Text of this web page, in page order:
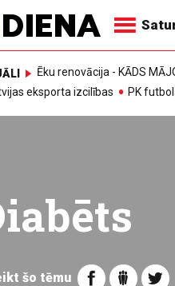
Ēku renovācija - KĀDS
eksporta izcilības
PK
šo tēmu